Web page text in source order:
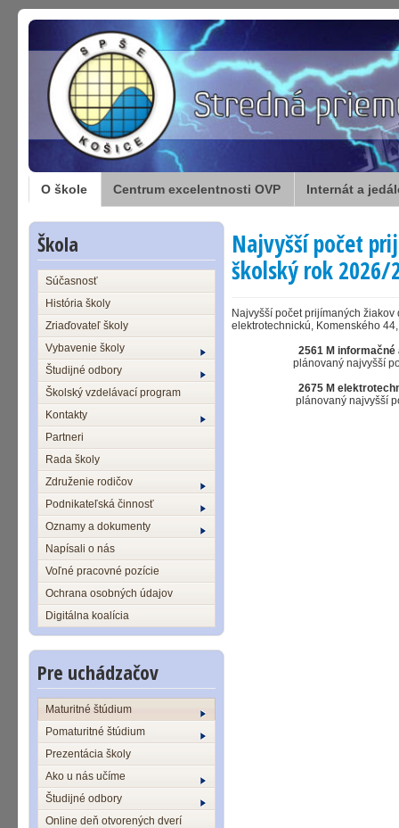
O škole Centrum excelentnosti OVP Internát a
Škola
Súčasnosť
História školy
Zriaďovateľ školy
Vybavenie školy
Študijné odbory
Školský vzdelávací program
Kontakty
Partneri
Rada školy
Združenie rodičov
Podnikateľská činnosť
Oznamy a dokumenty
Napísali o nás
Voľné pracovné pozície
Ochrana osobných údajov
Digitálna koalícia
Pre uchádzačov
Maturitné štúdium
Pomaturitné štúdium
Prezentácia školy
Ako u nás učíme
Študijné odbory
Online deň otvorených dverí
Najvyšší počet
školský rok 2026/
Najvyšší počet prijímaných
elektrotechnickú, Komenského
2561 M informačné a
plánovaný najvyšší počet
2675 M
plánovaný najvyšší počet